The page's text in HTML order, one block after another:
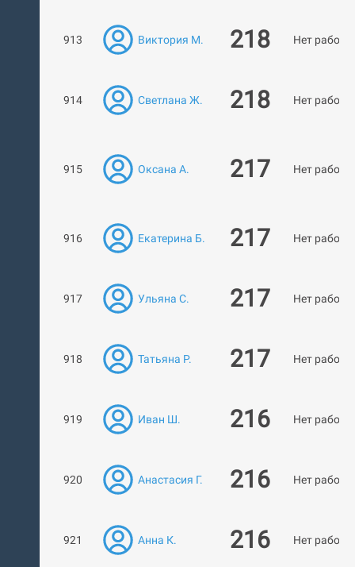
913 Виктория М. 218 Нет работ
914 Светлана Ж. 218 Нет работ
915 Оксана А. 217 Нет работ
916 Екатерина Б. 217 Нет работ
917 Ульяна С. 217 Нет работ
918 Татьяна Р. 217 Нет работ
919 Иван Ш. 216 Нет работ
920 Анастасия Г. 216 Нет работ
921 Анна К. 216 Нет работ